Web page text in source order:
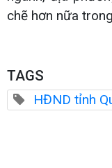
chẽ hơn nữa
TAGS
HĐND tỉnh